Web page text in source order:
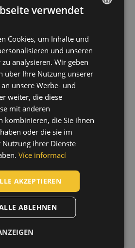
trocknen
reinigen
CZECH
HUNGARIAN
SLOVAK
ROMANIAN
GERMAN
SPANISH
FRENCH
verwendet
Cookies, um Inhalte und
und unseren
analysieren. Wir geben
über Ihre Nutzung unserer
unsere Werbe- und
weiter, die diese
mit anderen
kombinieren, die Sie ihnen
oder die sie im
Nutzung ihrer Dienste
Více informací
AKZEPTIEREN
ABLEHNEN